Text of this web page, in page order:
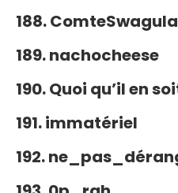
188. ComteSwagula
189. nachocheese
190. Quoi qu’il en
191. immatériel
192.